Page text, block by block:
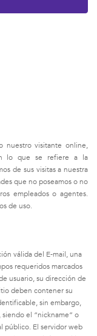
nuestro visitante online,
lo que se refiere a la
de sus visitas a nuestra
que no poseamos o no
empleados o agentes.
de uso.
válida del E-mail, una
requeridos marcados
usuario, su dirección de
deben contener su
sin embargo,
el “nickname” o
público. El servidor web